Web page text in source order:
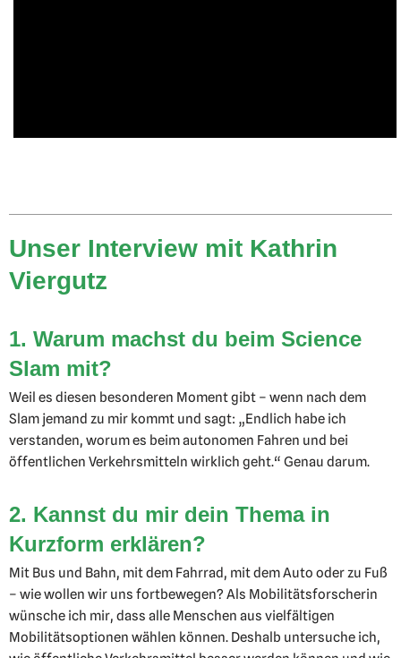
Unser Interview mit Kathrin
Viergutz
1. Warum machst du beim Science
Slam mit?
Weil es diesen besonderen Moment gibt – wenn nach dem
Slam jemand zu mir kommt und sagt: „Endlich habe ich
verstanden, worum es beim autonomen Fahren und bei
öffentlichen Verkehrsmitteln wirklich geht.“ Genau darum.
2. Kannst du mir dein Thema in
Kurzform erklären?
Mit Bus und Bahn, mit dem Fahrrad, mit dem Auto oder zu Fuß
– wie wollen wir uns fortbewegen? Als Mobilitätsforscherin
wünsche ich mir, dass alle Menschen aus vielfältigen
Mobilitätsoptionen wählen können. Deshalb untersuche ich,